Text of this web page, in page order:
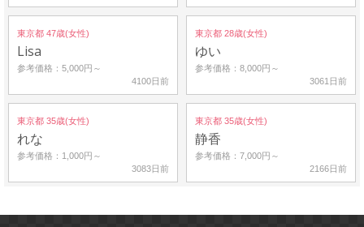
東京都 47歳(女性)
Lisa
参考価格：5,000円～
4100日前
東京都 28歳(女性)
ゆい
参考価格：8,000円～
3061日前
東京都 35歳(女性)
れな
参考価格：1,000円～
3083日前
東京都 35歳(女性)
静香
参考価格：7,000円～
2166日前